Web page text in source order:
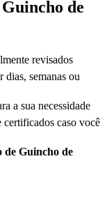
de
revisados
semanas ou
a sua necessidade
certificados caso você
de Guincho de